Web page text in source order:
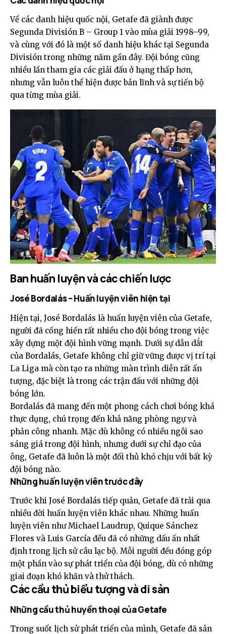
Về các danh hiệu quốc nội, Getafe đã giành được
Segunda División B – Group 1 vào mùa giải 1998–99,
và cùng với đó là một số danh hiệu khác tại Segunda
División trong những năm gần đây. Đội bóng cũng
nhiều lần tham gia các giải đấu ở hạng thấp hơn,
nhưng vẫn luôn thể hiện được bản lĩnh và sự tiến bộ
qua từng mùa giải.
Ban huấn luyện và các chiến lược
José Bordalás – Huấn luyện viên hiện tại
Hiện tại, José Bordalás là huấn luyện viên của Getafe,
người đã cống hiến rất nhiều cho đội bóng trong việc
xây dựng một đội hình vững mạnh. Dưới sự dẫn dắt
của Bordalás, Getafe không chỉ giữ vững được vị trí tại
La Liga mà còn tạo ra những màn trình diễn rất ấn
tượng, đặc biệt là trong các trận đấu với những đội
bóng lớn.
Bordalás đã mang đến một phong cách chơi bóng khá
thực dụng, chú trọng đến khả năng phòng ngự và
phản công nhanh. Mặc dù không có nhiều ngôi sao
sáng giá trong đội hình, nhưng dưới sự chỉ đạo của
ông, Getafe đã luôn là một đối thủ khó chịu với bất kỳ
đội bóng nào.
Những huấn luyện viên trước đây
Trước khi José Bordalás tiếp quản, Getafe đã trải qua
nhiều đời huấn luyện viên khác nhau. Những huấn
luyện viên như Michael Laudrup, Quique Sánchez
Flores và Luis García đều đã có những dấu ấn nhất
định trong lịch sử câu lạc bộ. Mỗi người đều đóng góp
một phần vào sự phát triển của đội bóng, dù có những
giai đoạn khó khăn và thử thách.
Các cầu thủ biểu tượng và di sản
Những cầu thủ huyền thoại của Getafe
Trong suốt lịch sử phát triển của mình, Getafe đã sản